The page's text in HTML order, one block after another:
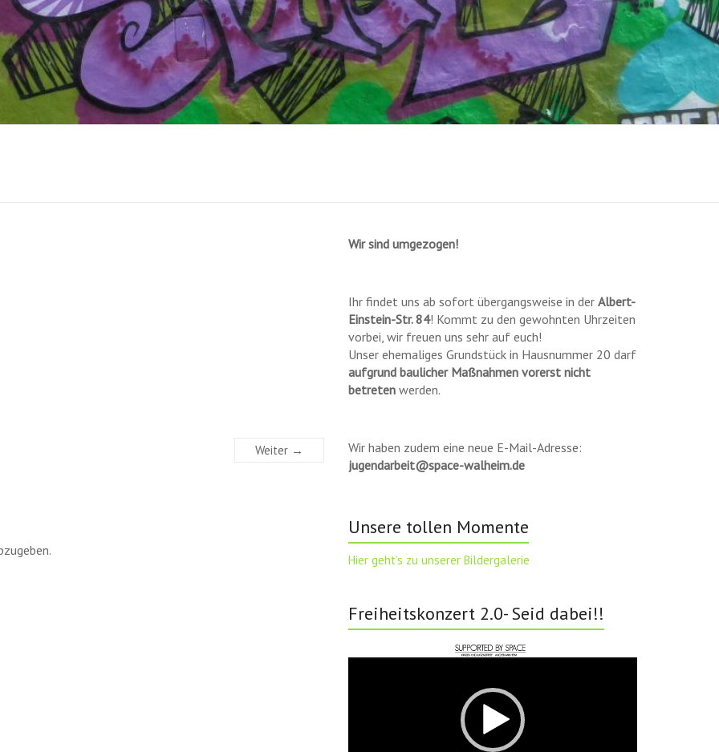
Weiter →
Wir sind umgezogen!
Ihr findet uns ab sofort übergangsweise in derAlbert-
Einstein-Str. 84! Kommt zu den gewohnten Uhrzeiten
vorbei, wir freuen uns sehr auf euch!
Unser ehemaliges Grundstück in Hausnummer 20 darf
aufgrund baulicher Maßnahmen vorerst nicht
betreten werden.
Wir haben zudem eine neue E-Mail-Adresse:
jugendarbeit@space-walheim.de
Unsere tollen Momente
Hier geht’s zu unserer Bildergalerie
Freiheitskonzert 2.0- Seid dabei!!
Player